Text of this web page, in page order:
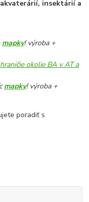
insektárií a
mapky! výroba +
okolie BA v AT a
mapky! výroba +
poradiť s